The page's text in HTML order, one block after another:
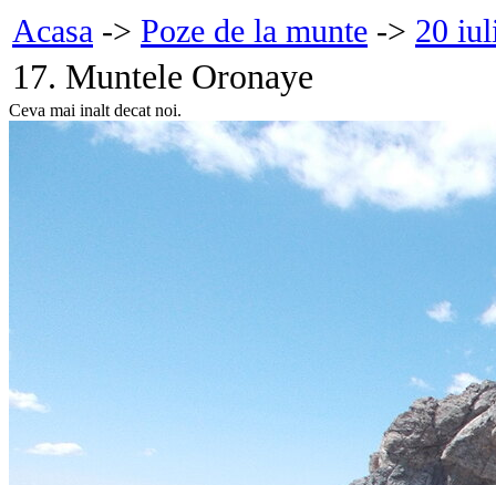
Acasa -> Poze de la munte -> 20
17. Muntele Oronaye
Ceva mai inalt decat noi.